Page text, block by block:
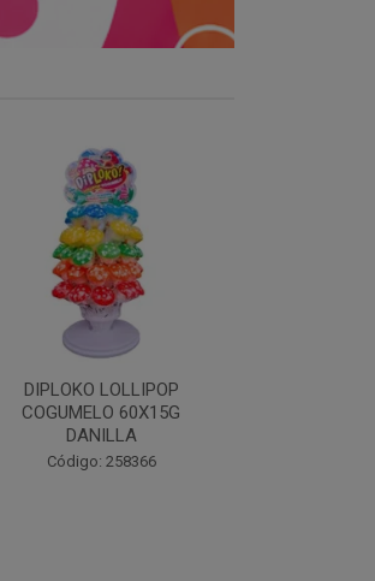
DIPLOKO LOLLIPOP MONST
60X15G DANILLA
Código: 258369